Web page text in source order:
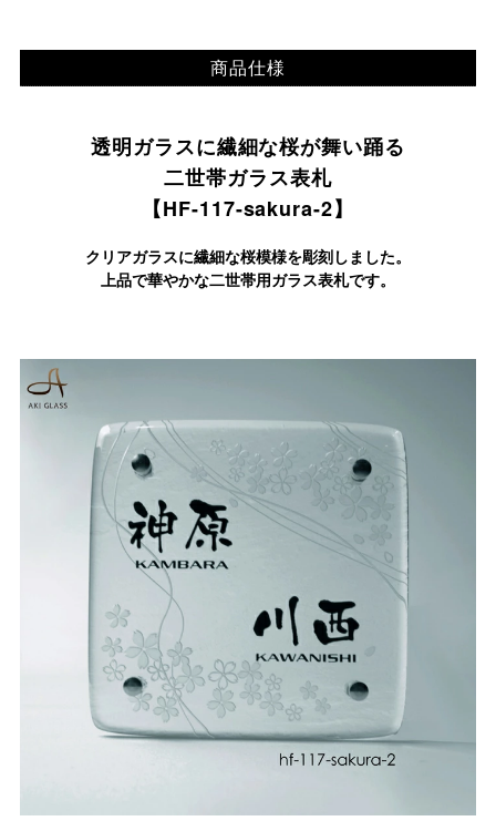
商品仕様
透明ガラスに繊細な桜が舞い踊る
二世帯ガラス表札
【HF-117-sakura-2】
クリアガラスに繊細な桜模様を彫刻しました。
上品で華やかな二世帯用ガラス表札です。